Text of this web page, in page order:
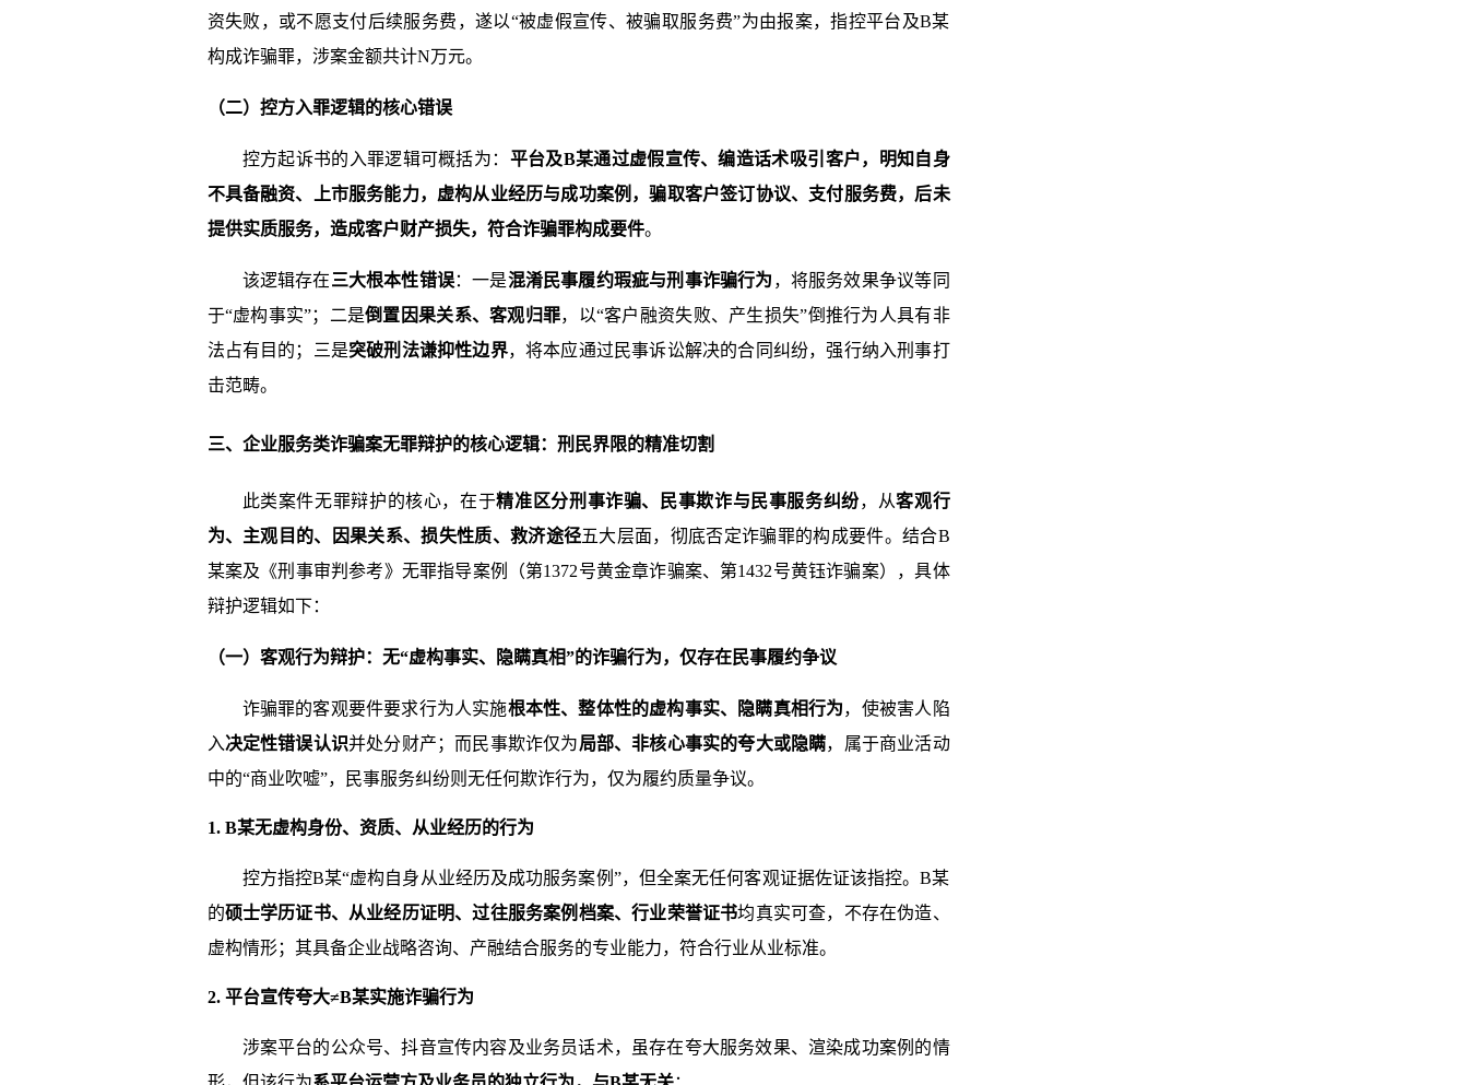
资失败，或不愿支付后续服务费，遂以“被虚假宣传、被骗取服务费”为由报案，指控平台及B某
构成诈骗罪，涉案金额共计N万元。
（二）控方入罪逻辑的核心错误
控方起诉书的入罪逻辑可概括为： 平台及B某通过虚假宣传、编造话术吸引客户，明知自身
不具备融资、上市服务能力，虚构从业经历与成功案例，骗取客户签订协议、支付服务费，后未
提供实质服务，造成客户财产损失，符合诈骗罪构成要件。
该逻辑存在三大根本性错误：一是混淆民事履约瑕疵与刑事诈骗行为 ，将服务效果争议等同
于“虚构事实”；二是倒置因果关系、客观归罪，以“客户融资失败、产生损失”倒推行为人具有非
法占有目的；三是突破刑法谦抑性边界，将本应通过民事诉讼解决的合同纠纷，强行纳入刑事打
击范畴。
三、企业服务类诈骗案无罪辩护的核心逻辑：刑民界限的精准切割
此类案件无罪辩护的核心，在于精准区分刑事诈骗、民事欺诈与民事服务纠纷，从客观行
为、主观目的、因果关系、损失性质、救济途径五大层面，彻底否定诈骗罪的构成要件。结合B
某案及《刑事审判参考》无罪指导案例（第1372号黄金章诈骗案、第1432号黄钰诈骗案），具体
辩护逻辑如下：
（一）客观行为辩护：无“虚构事实、隐瞒真相”的诈骗行为，仅存在民事履约争议
诈骗罪的客观要件要求行为人实施根本性、整体性的虚构事实、隐瞒真相行为，使被害人陷
入决定性错误认识并处分财产；而民事欺诈仅为局部、非核心事实的夸大或隐瞒，属于商业活动
中的“商业吹嘘”，民事服务纠纷则无任何欺诈行为，仅为履约质量争议。
1. B某无虚构身份、资质、从业经历的行为
控方指控B某“虚构自身从业经历及成功服务案例”，但全案无任何客观证据佐证该指控。B某
的硕士学历证书、从业经历证明、过往服务案例档案、行业荣誉证书均真实可查，不存在伪造、
虚构情形；其具备企业战略咨询、产融结合服务的专业能力，符合行业从业标准。
2. 平台宣传夸大≠B某实施诈骗行为
涉案平台的公众号、抖音宣传内容及业务员话术，虽存在夸大服务效果、渲染成功案例的情